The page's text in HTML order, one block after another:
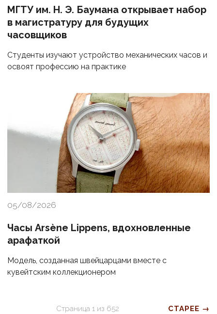
МГТУ им. Н. Э. Баумана открывает набор
в магистратуру для будущих
часовщиков
Студенты изучают устройство механических часов и
освоят профессию на практике
05/08/2026
Часы Arsène Lippens, вдохновленные
арафаткой
Модель, созданная швейцарцами вместе с
кувейтским коллекционером
Страница 1 из 652 СТАРЕЕ →